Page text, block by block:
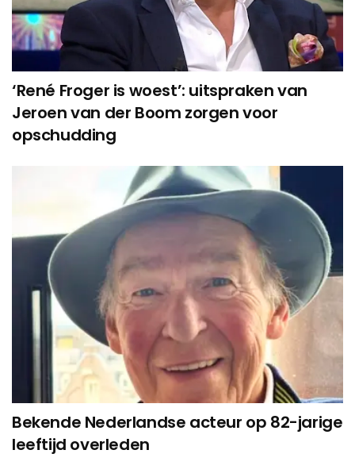
‘René Froger is woest’: uitspraken van
Jeroen van der Boom zorgen voor
opschudding
Bekende Nederlandse acteur op 82-jarige
leeftijd overleden